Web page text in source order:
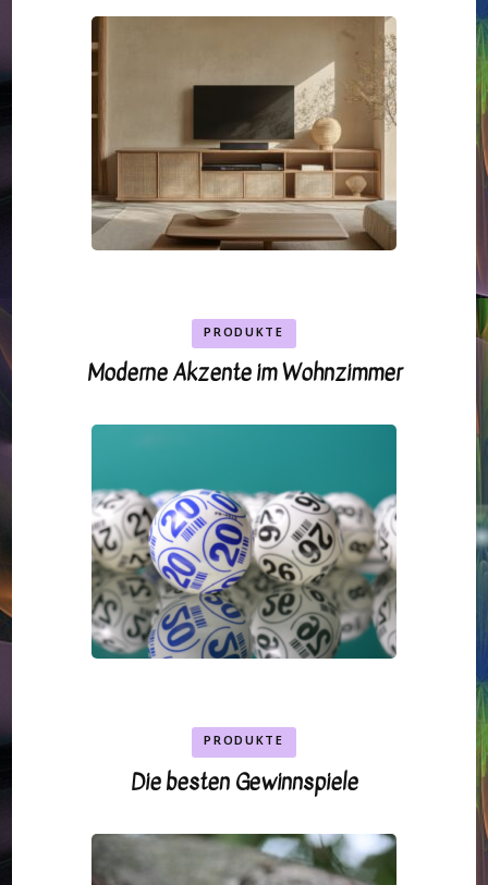
PRODUKTE
Moderne Akzente im Wohnzimmer
PRODUKTE
Die besten Gewinnspiele